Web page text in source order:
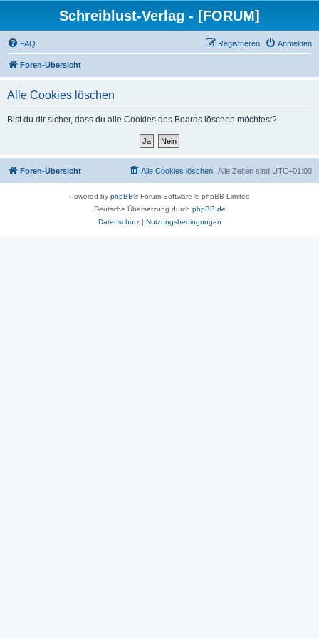
Schreiblust-Verlag - [FORUM]
FAQ Anmelden
Registrieren
Foren-Übersicht
Alle Cookies löschen
Bist du dir sicher, dass du alle Cookies des Boards löschen möchtest?
Foren-Übersicht Alle Zeiten sind UTC+01:00
Alle Cookies löschen
Powered by phpBB® Forum Software © phpBB Limited
Deutsche Übersetzung durch phpBB.de
Datenschutz| Nutzungsbedingungen